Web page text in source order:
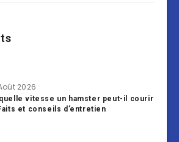
2026
vitesse un hamster peut-il courir
et conseils d’entretien